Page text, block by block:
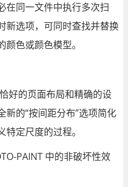
在同一文件中执行多次扫
新选项，可同时查找并替换
色或颜色模型。
的页面布局和精确的设
的“按间距分布”选项简化
定尺度的过程。
PAINT 中的非破坏性效